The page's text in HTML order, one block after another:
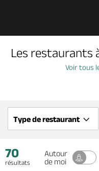
À voir, à faire
Dormir, manger
Séjours, cadeaux
Les restaurants
Voir tous
Type de restaurant
70
résultats
Autour
de moi